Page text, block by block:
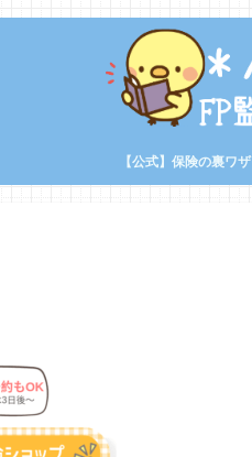
【公式】保険の裏ワザ